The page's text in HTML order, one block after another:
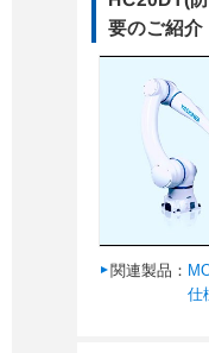
要のご紹介
関連製品：
仕